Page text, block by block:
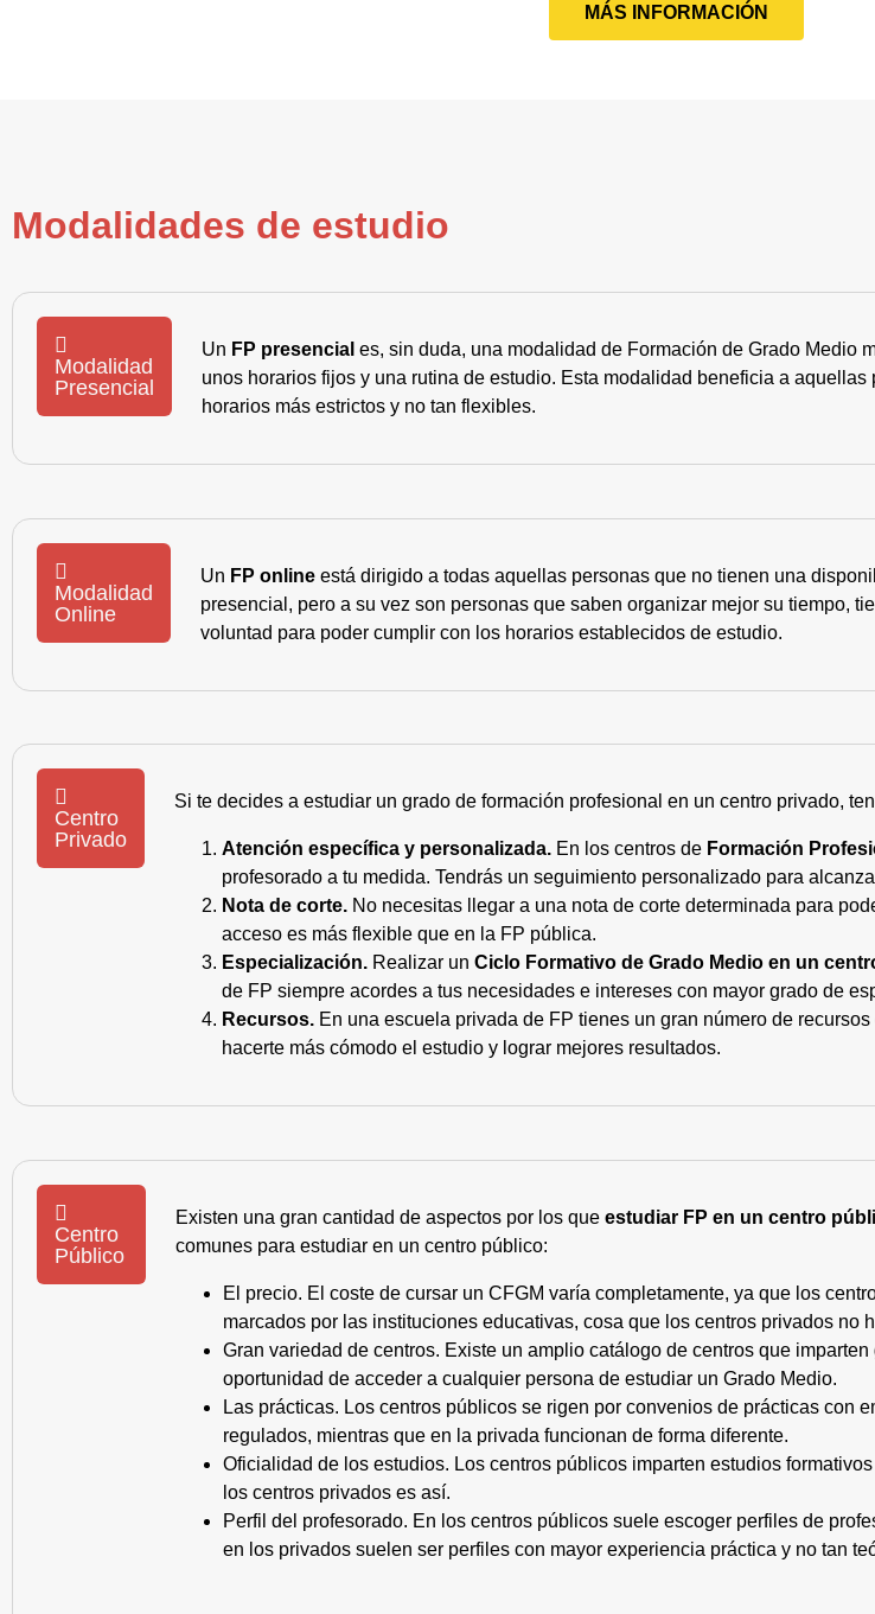
MÁS INFORMACIÓN
Modalidades de estudio
Modalidad
Presencial
Un FP presencial es, sin duda, una modalidad de Formación de Grado Medio
unos horarios fijos y una rutina de estudio. Esta modalidad beneficia a
horarios más estrictos y no tan flexibles.
Modalidad
Online
Un FP online está dirigido a todas aquellas personas que no tienen una
presencial, pero a su vez son personas que saben organizar mejor su tiempo,
voluntad para poder cumplir con los horarios establecidos de estudio.
Centro
Privado
Si te decides a estudiar un grado de formación profesional en un centro privado,
Atención específica y personalizada. En los centros de Formación
profesorado a tu medida. Tendrás un seguimiento personalizado para
Nota de corte. No necesitas llegar a una nota de corte determinada para
acceso es más flexible que en la FP pública.
Especialización. Realizar un Ciclo Formativo de Grado Medio en un
de FP siempre acordes a tus necesidades e intereses con mayor grado de
Recursos. En una escuela privada de FP tienes un gran número de
hacerte más cómodo el estudio y lograr mejores resultados.
Centro
Público
Existen una gran cantidad de aspectos por los queestudiar FP en un centro
comunes para estudiar en un centro público:
El precio. El coste de cursar un CFGM varía completamente, ya que los
marcados por las instituciones educativas, cosa que los centros privados no
Gran variedad de centros. Existe un amplio catálogo de centros que
oportunidad de acceder a cualquier persona de estudiar un Grado Medio.
Las prácticas. Los centros públicos se rigen por convenios de prácticas con
regulados, mientras que en la privada funcionan de forma diferente.
Oficialidad de los estudios. Los centros públicos imparten estudios
los centros privados es así.
Perfil del profesorado. En los centros públicos suele escoger perfiles de
en los privados suelen ser perfiles con mayor experiencia práctica y no tan